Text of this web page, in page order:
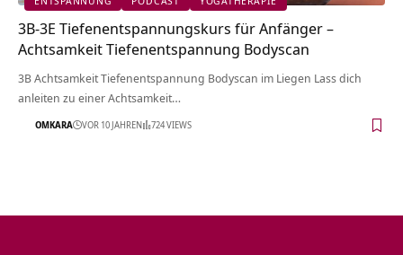
3B-3E Tiefenentspannungskurs für Anfänger –
Achtsamkeit Tiefenentspannung Bodyscan
3B Achtsamkeit Tiefenentspannung Bodyscan im Liegen Lass dich
anleiten zu einer Achtsamkeit…
OMKARA VOR 10 JAHREN 724 VIEWS